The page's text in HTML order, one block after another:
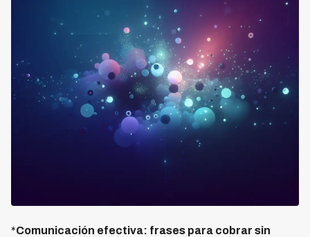
*Comunicación efectiva: frases para cobrar sin